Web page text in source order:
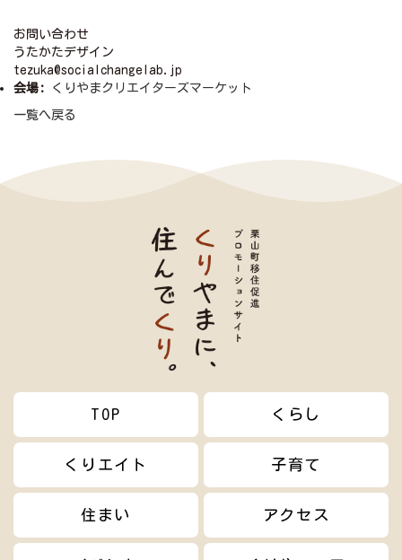
お問い合わせ
うたかたデザイン
tezuka@socialchangelab.jp
会場:
くりやまクリエイターズマーケット
一覧へ戻る
TOP くらし
くりエイト 子育て
住まい アクセス